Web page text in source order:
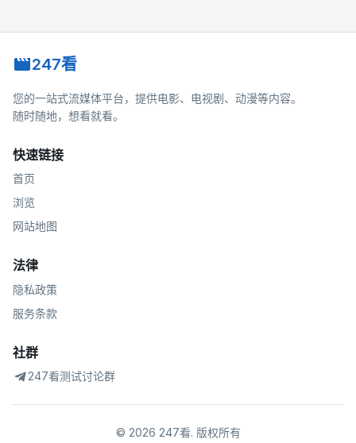
247看
您的一站式流媒体平台，提供电影、电视剧、动漫等内容。
随时随地，想看就看。
快速链接
首页
浏览
网站地图
法律
隐私政策
服务条款
社群
247看测试讨论群
© 2026 247看. 版权所有